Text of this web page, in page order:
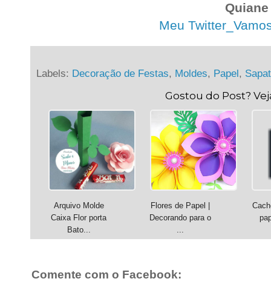
Quiane
Meu
Labels: Decoração de Festas, Moldes, Papel ,
Gostou do Post?
Arquivo Molde
Caixa Flor porta
Bato...
Flores de Papel |
Decorando para o
...
Comente com o Facebook: